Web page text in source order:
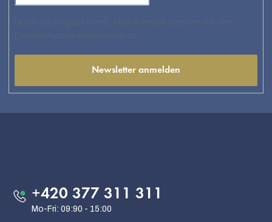
Newsletter anmelden
+420 377 311 311